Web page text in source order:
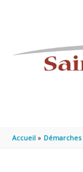
Accueil Démarches